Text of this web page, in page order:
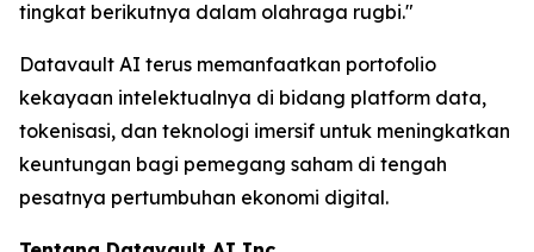
tingkat berikutnya dalam olahraga rugbi."
Datavault AI terus memanfaatkan portofolio
kekayaan intelektualnya di bidang platform data,
tokenisasi, dan teknologi imersif untuk meningkatkan
keuntungan bagi pemegang saham di tengah
pesatnya pertumbuhan ekonomi digital.